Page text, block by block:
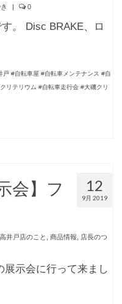
| 0
。 Disc BRAKE、ロ
#自転車屋 #自転車メンテナンス #自
リテリウム #自転車走行会 #大磯クリ
12
9月 2019
会】フ
井戸店のこと 商品情報
店長のつ
展示会に行って来まし